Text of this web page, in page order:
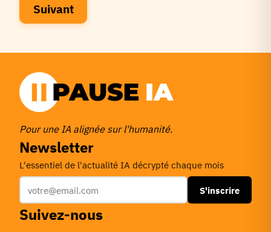
Suivant
Pour une IA alignée sur l'humanité.
Newsletter
L'essentiel de l'actualité IA décrypté chaque mois
S'inscrire
Suivez-nous